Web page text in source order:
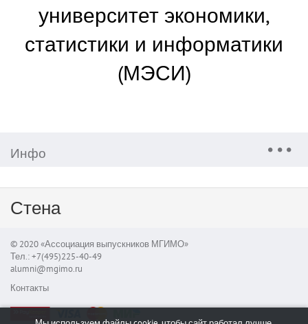
университет экономики,
статистики и информатики
(МЭСИ)
Инфо
Стена
© 2020 «Ассоциация выпускников МГИМО»
Тел.: +7(495)225-40-49
alumni@mgimo.ru
Контакты